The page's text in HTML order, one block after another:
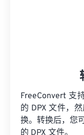
FreeConvert 支
的 DPX 文件，
换。转换后，您